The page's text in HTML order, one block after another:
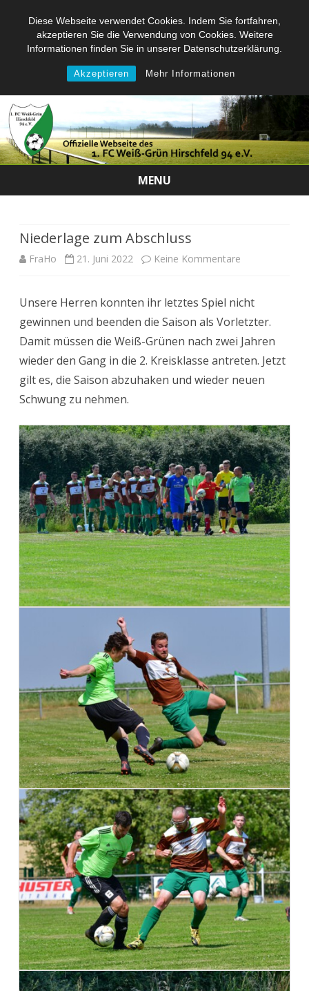
Diese Webseite verwendet Cookies. Indem Sie fortfahren,
akzeptieren Sie die Verwendung von Cookies. Weitere
Informationen finden Sie in unserer Datenschutzerklärung.
Akzeptieren Mehr Informationen
MENU
Niederlage zum Abschluss
FraHo 21. Juni 2022 Keine Kommentare
zum
Unsere Herren konnten ihr letztes Spiel nicht
gewinnen und beenden die Saison als Vorletzter.
Damit müssen die Weiß-Grünen nach zwei Jahren
wieder den Gang in die 2. Kreisklasse antreten. Jetzt
gilt es, die Saison abzuhaken und wieder neuen
Schwung zu nehmen.